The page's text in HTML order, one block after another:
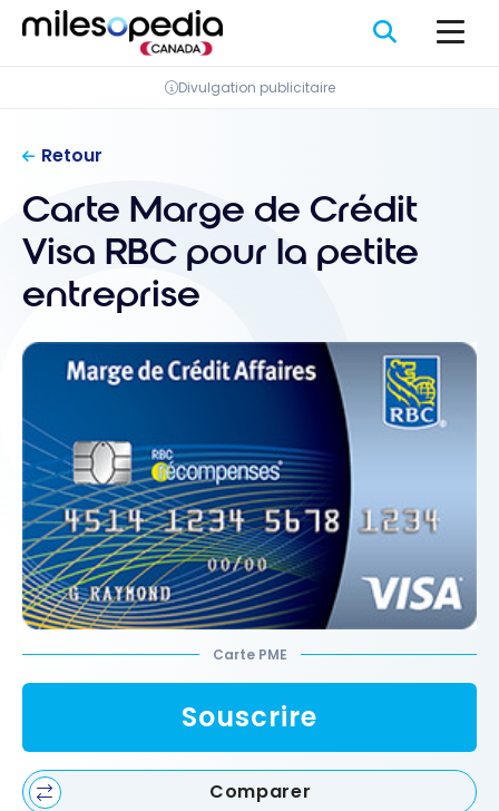
Panneau de gestion des cookies
Passer
Divulgation publicitaire
Retour
Carte Marge de Crédit
Visa RBC pour la petite
entreprise
Carte PME
Souscrire
Comparer